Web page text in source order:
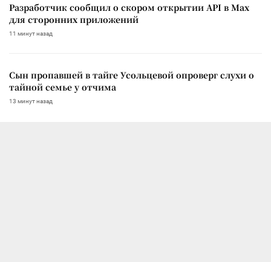
Разработчик сообщил о скором открытии API в Max
для сторонних приложений
11 минут назад
Сын пропавшей в тайге Усольцевой опроверг слухи о
тайной семье у отчима
13 минут назад